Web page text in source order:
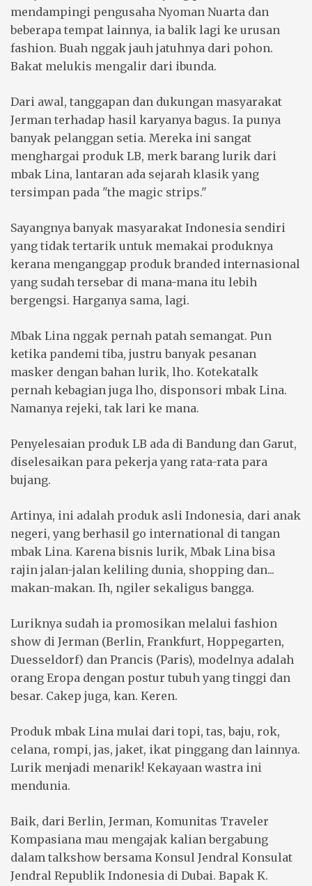
mendampingi pengusaha Nyoman Nuarta dan
beberapa tempat lainnya, ia balik lagi ke urusan
fashion. Buah nggak jauh jatuhnya dari pohon.
Bakat melukis mengalir dari ibunda.
Dari awal, tanggapan dan dukungan masyarakat
Jerman terhadap hasil karyanya bagus. Ia punya
banyak pelanggan setia. Mereka ini sangat
menghargai produk LB, merk barang lurik dari
mbak Lina, lantaran ada sejarah klasik yang
tersimpan pada "the magic strips."
Sayangnya banyak masyarakat Indonesia sendiri
yang tidak tertarik untuk memakai produknya
kerana menganggap produk branded internasional
yang sudah tersebar di mana-mana itu lebih
bergengsi. Harganya sama, lagi.
Mbak Lina nggak pernah patah semangat. Pun
ketika pandemi tiba, justru banyak pesanan
masker dengan bahan lurik, lho. Kotekatalk
pernah kebagian juga lho, disponsori mbak Lina.
Namanya rejeki, tak lari ke mana.
Penyelesaian produk LB ada di Bandung dan Garut,
diselesaikan para pekerja yang rata-rata para
bujang.
Artinya, ini adalah produk asli Indonesia, dari anak
negeri, yang berhasil go international di tangan
mbak Lina. Karena bisnis lurik, Mbak Lina bisa
rajin jalan-jalan keliling dunia, shopping dan...
makan-makan. Ih, ngiler sekaligus bangga.
Luriknya sudah ia promosikan melalui fashion
show di Jerman (Berlin, Frankfurt, Hoppegarten,
Duesseldorf) dan Prancis (Paris), modelnya adalah
orang Eropa dengan postur tubuh yang tinggi dan
besar. Cakep juga, kan. Keren.
Produk mbak Lina mulai dari topi, tas, baju, rok,
celana, rompi, jas, jaket, ikat pinggang dan lainnya.
Lurik menjadi menarik! Kekayaan wastra ini
mendunia.
Baik, dari Berlin, Jerman, Komunitas Traveler
Kompasiana mau mengajak kalian bergabung
dalam talkshow bersama Konsul Jendral Konsulat
Jendral Republik Indonesia di Dubai. Bapak K.